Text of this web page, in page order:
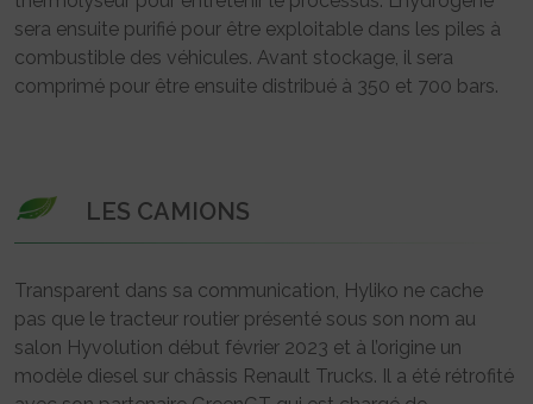
sera ensuite purifié pour être exploitable dans les piles à
combustible des véhicules. Avant stockage, il sera
comprimé pour être ensuite distribué à 350 et 700 bars.
LES CAMIONS
Transparent dans sa communication, Hyliko ne cache
pas que le tracteur routier présenté sous son nom au
salon Hyvolution début février 2023 et à l’origine un
modèle diesel sur châssis Renault Trucks. Il a été rétrofité